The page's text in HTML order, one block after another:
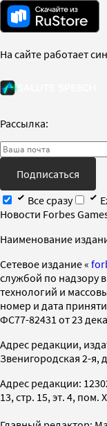
На сайте работает
Рассылка:
Подписаться
Все сразу
Новости Forbes
Наименование
Cетевое издание «
службой по надзору
технологий и
номер и дата
ФС77-82431 от 23
Адрес редакции,
Звенигородская 2-я,
Адрес редакции:
13, стр. 15, эт. 4, пом.